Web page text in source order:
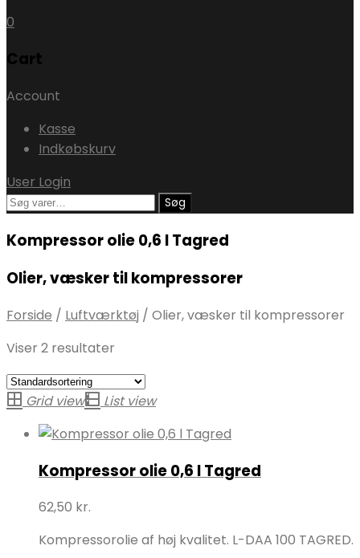
0
Cart
Account
Kasse
Indkøbskurv
User Login
Søg
Søg
Kompressor olie 0,6 l Tagred
Olier, væsker til kompressorer
Forside / Luftværktøj / Olier, væsker til kompressorer
Viser 2 resultater
Grid view List view
Kompressor olie 0,6 l Tagred
62,50 kr.
Kompressorolie af høj kvalitet. L-DAA 100 TAGRED.